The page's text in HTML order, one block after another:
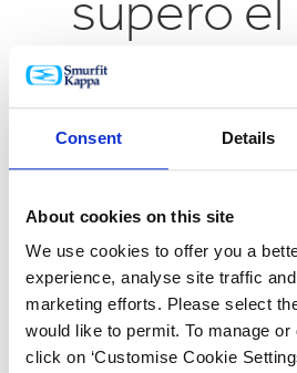
Consent Details
About cookies on this site
We use cookies to offer you a
experience, analyse site traffic
marketing efforts. Please select
would like to permit. To manage
click on ‘Customise Cookie